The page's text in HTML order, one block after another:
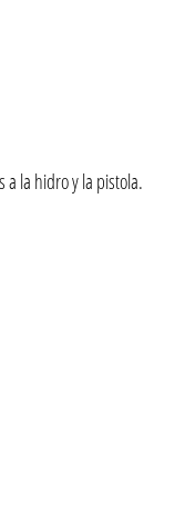
a la hidro y la pistola.